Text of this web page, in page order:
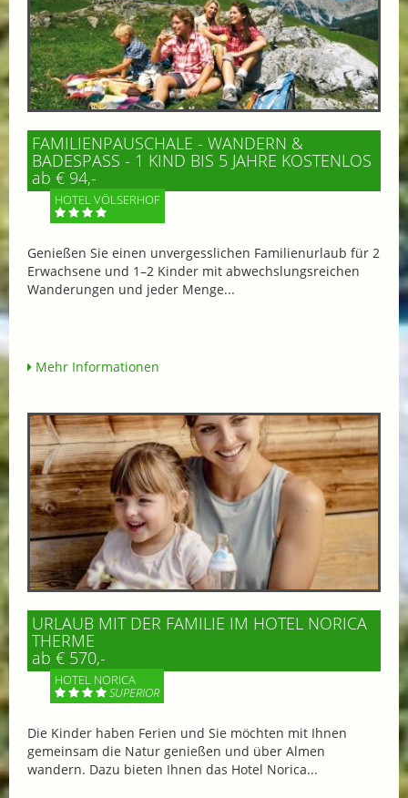
FAMILIENPAUSCHALE - WANDERN &
BADESPASS - 1 KIND BIS 5 JAHRE KOSTENLOS
ab € 94,-
HOTEL VÖLSERHOF
Genießen Sie einen unvergesslichen Familienurlaub für 2
Erwachsene und 1–2 Kinder mit abwechslungsreichen
Wanderungen und jeder Menge...
Mehr Informationen
URLAUB MIT DER FAMILIE IM HOTEL NORICA
THERME
ab € 570,-
HOTEL NORICA
SUPERIOR
Die Kinder haben Ferien und Sie möchten mit Ihnen
gemeinsam die Natur genießen und über Almen
wandern. Dazu bieten Ihnen das Hotel Norica...